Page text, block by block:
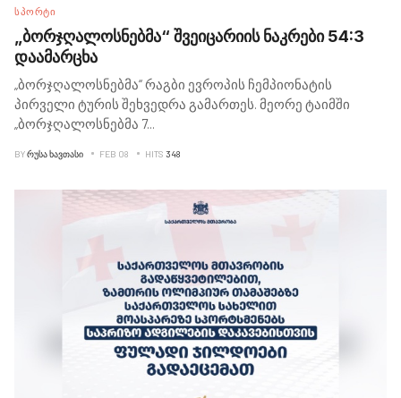
ᲡᲞᲝᲠᲢᲘ
„ბორჯღალოსნებმა“ შვეიცარიის ნაკრები 54:3
დაამარცხა
„ბორჯღალოსნებმა“ რაგბი ევროპის ჩემპიონატის
პირველი ტურის შეხვედრა გამართეს. მეორე ტაიმში
„ბორჯღალოსნებმა 7...
BYᲠᲣᲡᲐ ᲮᲐᲕᲗᲐᲡᲘ FEB 08 HITS 348